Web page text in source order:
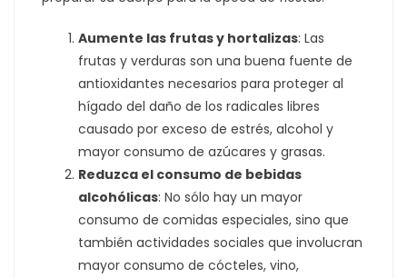
Aumente las frutas y hortalizas: Las
frutas y verduras son una buena fuente de
antioxidantes necesarios para proteger al
hígado del daño de los radicales libres
causado por exceso de estrés, alcohol y
mayor consumo de azúcares y grasas.
Reduzca el consumo de bebidas
alcohólicas: No sólo hay un mayor
consumo de comidas especiales, sino que
también actividades sociales que involucran
mayor consumo de cócteles, vino,